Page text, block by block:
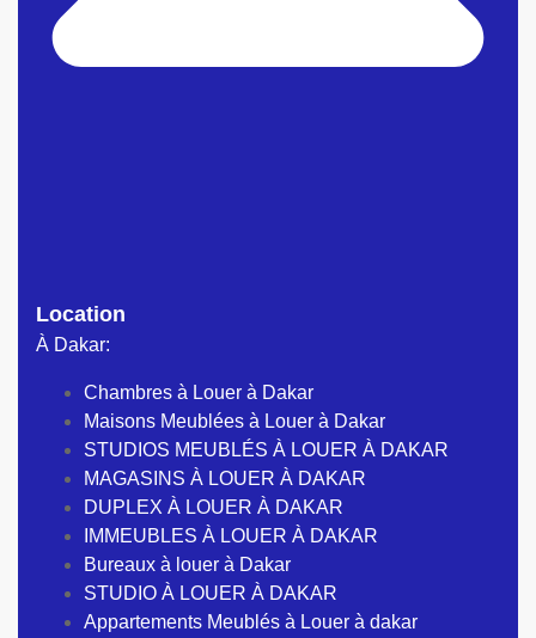
Location
À Dakar:
Chambres à Louer à Dakar
Maisons Meublées à Louer à Dakar
STUDIOS MEUBLÉS À LOUER À DAKAR
MAGASINS À LOUER À DAKAR
DUPLEX À LOUER À DAKAR
IMMEUBLES À LOUER À DAKAR
Bureaux à louer à Dakar
STUDIO À LOUER À DAKAR
Appartements Meublés à Louer à dakar